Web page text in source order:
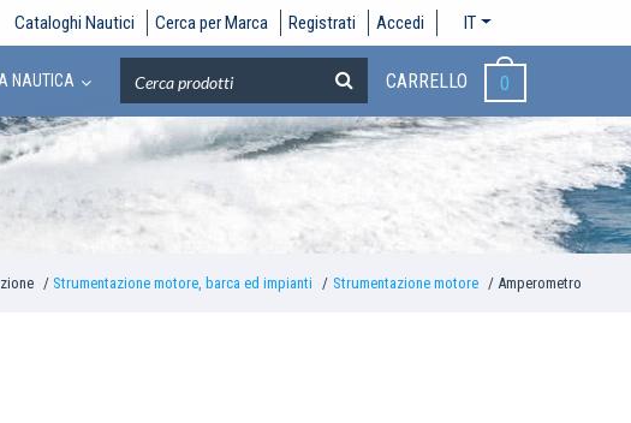
Cataloghi Nautici Cerca per Marca Registrati Accedi IT
NAUTICA CARRELLO 0
Strumentazione motore, barca ed impianti Strumentazione motore Amperometro